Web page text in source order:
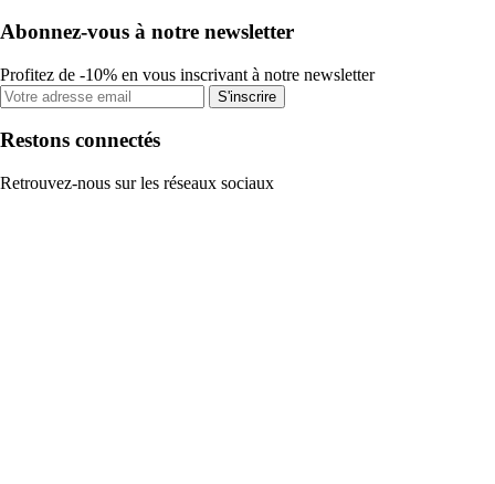
Abonnez-vous à notre newsletter
Profitez de -10% en vous inscrivant à notre newsletter
S'inscrire
Restons connectés
Retrouvez-nous sur les réseaux sociaux